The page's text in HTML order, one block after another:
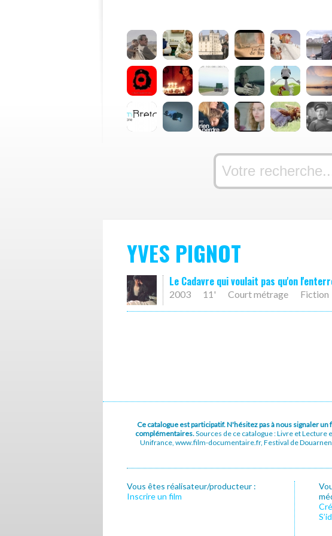
YVES PIGNOT
Le Cadavre qui voulait pas qu'on
2003 11' Court métrage Fiction
Ce catalogue est participatif. N'hésitez pas à nous signaler
complémentaires.Sources de ce catalogue : Livre et
Unifrance, www.film-documentaire.fr, Festival de
Vous êtes réalisateur/producteur :
Inscrire un film